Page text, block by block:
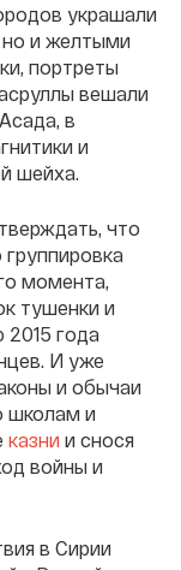
украшали
но и желтыми
портреты
вешали
в
и
шейха.
что
момента,
тушенки и
2015 года
И уже
и обычаи
школам и
казни и снося
войны и
в Сирии